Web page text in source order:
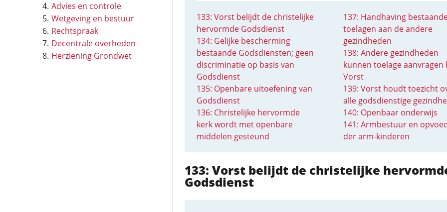
Advies en controle
Wetgeving en bestuur
Rechtspraak
Decentrale overheden
Herziening Grondwet
133: Vorst belijdt de christelijke
hervormde Godsdienst
134: Gelijke bescherming
bestaande Godsdiensten; geen
discriminatie op basis van
Godsdienst
135: Openbare uitoefening van
Godsdienst
136: Christelijke hervormde
kerk wordt met openbare
middelen gesteund
137: Handhaving
toelagen aan de andere
gezindheden
138: Andere gezindheden
kunnen toelage aanvragen
Vorst
139: Vorst houdt toezicht
alle godsdienstige
140: Openbaar onderwijs
141: Armbestuur en
der arm-kinderen
133: Vorst belijdt de christelijke
Godsdienst